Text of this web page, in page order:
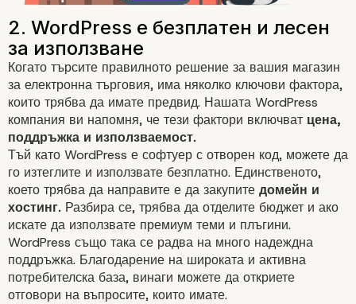
Когато търсите правилното решение за вашия магазин
за електронна търговия, има няколко ключови фактора,
които трябва да имате предвид. Нашата WordPress
компания ви напомня, че тези фактори включват цена,
поддръжка и използваемост.
Тъй като WordPress е софтуер с отворен код, можете да
го изтеглите и използвате безплатно. Единственото,
което трябва да направите е да закупите домейн и
хостинг. Разбира се, трябва да отделите бюджет и ако
искате да използвате премиум теми и плъгини.
WordPress също така се радва на много надеждна
поддръжка. Благодарение на широката и активна
потребителска база, винаги можете да откриете
отговори на въпросите, които имате.